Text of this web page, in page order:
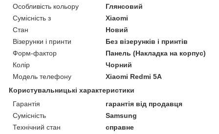
Особливість кольору
Глянсовий
Сумісність з
Xiaomi
Стан
Новий
Візерунки і принти
Без візерунків і принтів
Форм-фактор
Панель (Накладка на корпус)
Колір
Чорний
Модель телефону
Xiaomi Redmi 5A
Користувальницькі характеристики
Гарантія
гарантія від продавця
Сумісність
Samsung
Технічний стан
справне